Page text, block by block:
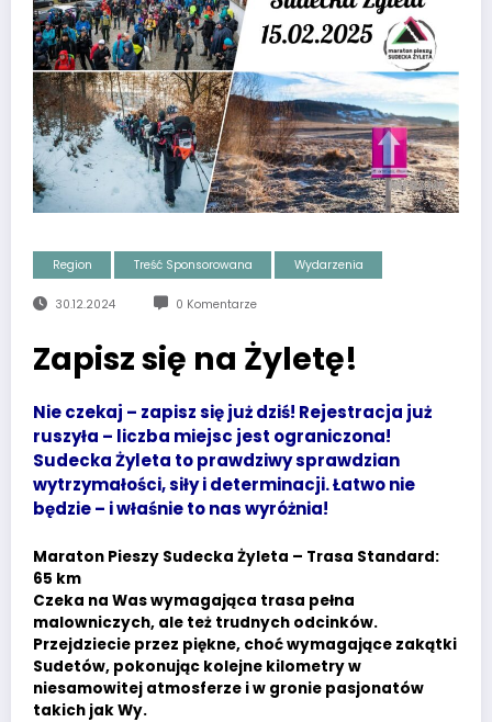
Region Treść Sponsorowana Wydarzenia
30.12.2024 0 Komentarze
Zapisz się na Żyletę!
Nie czekaj – zapisz się już dziś! Rejestracja już
ruszyła – liczba miejsc jest ograniczona!
Sudecka Żyleta to prawdziwy sprawdzian
wytrzymałości, siły i determinacji. Łatwo nie
będzie – i właśnie to nas wyróżnia!
Maraton Pieszy Sudecka Żyleta – Trasa Standard:
65 km
Czeka na Was wymagająca trasa pełna
malowniczych, ale też trudnych odcinków.
Przejdziecie przez piękne, choć wymagające zakątki
Sudetów, pokonując kolejne kilometry w
niesamowitej atmosferze i w gronie pasjonatów
takich jak Wy.